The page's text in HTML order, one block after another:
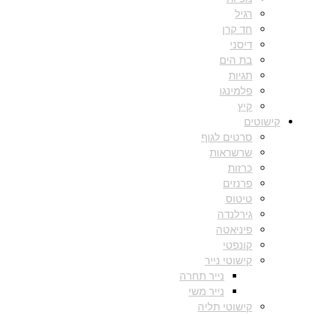
רגיל
חד קרן
דיסני
בת הים
תגיות
פלמינגו
קיץ
קישוטים
סרטים לגוף
שרשראות
כרזות
פרנזים
טיטוס
גירלנדה
פיניאטה
קונפטי
קישוטי נייר
נייר תחרה
נייר משי
קישוטי תליה